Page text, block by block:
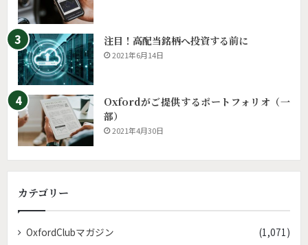
注目！高配当銘柄へ投資する前に
2021年6月14日
Oxfordがご提供するポートフォリオ（一
部）
2021年4月30日
カテゴリー
OxfordClubマガジン (1,071)